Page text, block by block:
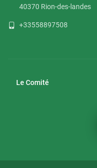
40370 Rion-des-landes
+33558897508
Le Comité